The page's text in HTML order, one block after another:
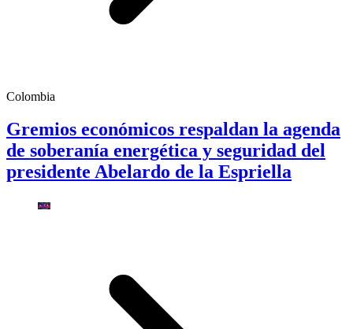
Colombia
Gremios económicos respaldan la agenda
de soberanía energética y seguridad del
presidente Abelardo de la Espriella